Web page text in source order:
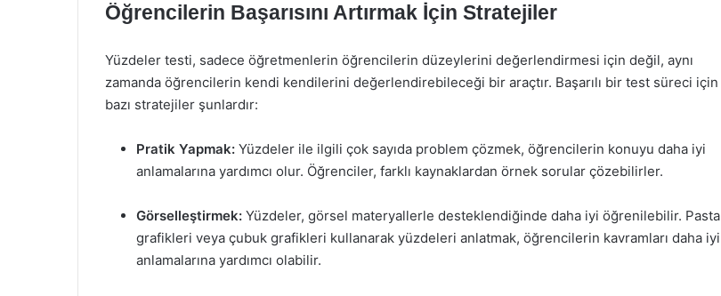
Öğrencilerin Başarısını Artırmak İçin Stratejiler
Yüzdeler testi, sadece öğretmenlerin öğrencilerin düzeylerini değerlendirmesi için değil, aynı
zamanda öğrencilerin kendi kendilerini değerlendirebileceği bir araçtır. Başarılı bir test süreci için
bazı stratejiler şunlardır:
Pratik Yapmak: Yüzdeler ile ilgili çok sayıda problem çözmek, öğrencilerin konuyu daha iyi
anlamalarına yardımcı olur. Öğrenciler, farklı kaynaklardan örnek sorular çözebilirler.
Görselleştirmek: Yüzdeler, görsel materyallerle desteklendiğinde daha iyi öğrenilebilir. Pasta
grafikleri veya çubuk grafikleri kullanarak yüzdeleri anlatmak, öğrencilerin kavramları daha iyi
anlamalarına yardımcı olabilir.